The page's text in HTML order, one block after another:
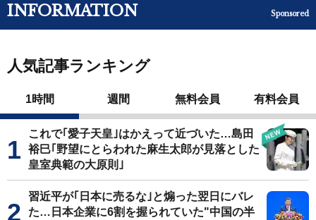
INFORMATION Sponsored
人気記事ランキング
1時間 週間 無料会員 有料会員
これで｢愛子天皇｣はかえって近づいた…島田
裕巳｢野望にとらわれた麻生太郎が見落とした
皇室典範の大原則｣
習近平が｢日本に売るな｣と煽った翌日にバレ
た…日本企業に6割を握られていた"中国の半